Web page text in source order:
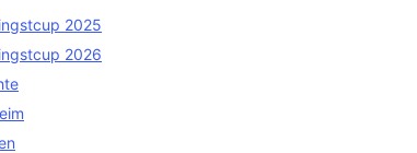
2025
2026